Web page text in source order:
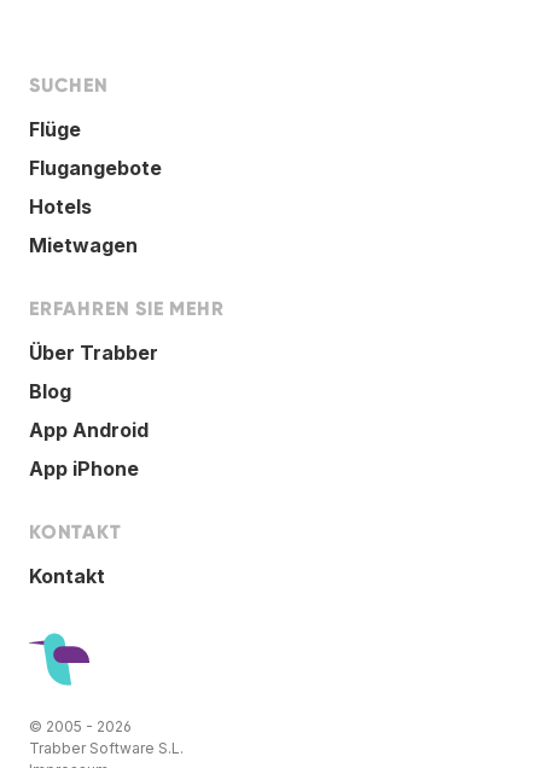
SUCHEN
Flüge
Flugangebote
Hotels
Mietwagen
ERFAHREN SIE MEHR
Über Trabber
Blog
App Android
App iPhone
KONTAKT
Kontakt
© 2005 - 2026
Trabber Software S.L.